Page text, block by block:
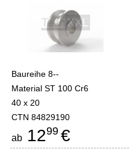
Baureihe 8--
Material ST 100 Cr6
40 x 20
CTN 84829190
ab 1299 €